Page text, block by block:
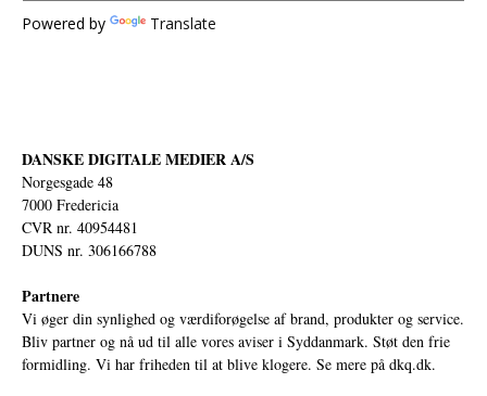
Powered by Translate
DANSKE DIGITALE MEDIER A/S
Norgesgade 48
7000 Fredericia
CVR nr. 40954481
DUNS nr. 306166788
Partnere
Vi øger din synlighed og værdiforøgelse af brand, produkter og service.
Bliv partner og nå ud til alle vores aviser i Syddanmark. Støt den frie
formidling. Vi har friheden til at blive klogere. Se mere på dkq.dk.